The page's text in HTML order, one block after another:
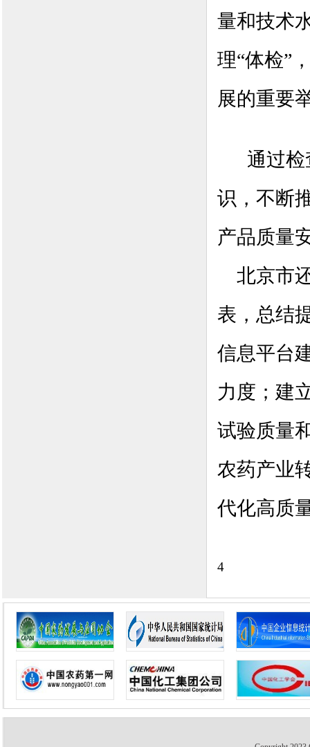
量和技术
理“体检”
展的重要
通过
识，不断
产品质量
北京市
表，总结
信息平台
力度；建
试验质量
农药产业
代化高质
4